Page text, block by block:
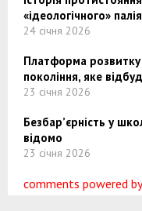
«ідеологічного»
24 січня 2026
Платформа розвитку
покоління, яке
23 січня 2026
Безбар’єрність у
відомо
23 січня 2026
comments powered